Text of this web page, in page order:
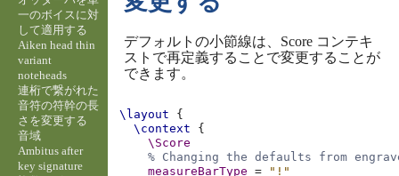
デフォルトの小節線は、Score コンテキ
ストで再定義することで変更することが
できます。
\layout
{
\context
{
\Score
% Changing the defaults from
measureBarType
=
"!"
一のボイスに対
して適用する
Aiken head thin
variant
noteheads
連桁で繋がれた
音符の符幹の長
さを変更する
音域
Ambitus after
key signature